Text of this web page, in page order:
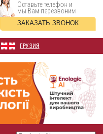
Оставьте телефон и
мы Вам перезвоним
ЗАКАЗАТЬ ЗВОНОК
ГРУЗИЯ